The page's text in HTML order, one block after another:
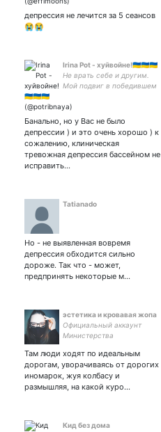
депрессия не лечится за 5 сеансов
😭😭
Irina Pot - хуйвойне!🇺🇦🇺🇦🇺🇦
Не врать себе и другим.
Мой подвиг в победившем
себе подвиг, за не
имением других.
#нетвойне #нетфашизму
Банально, но у Вас не было
депрессии ) и это очень хорошо ) к
сожалению, клиническая
тревожная депрессия бассейном не
исправить…
Tatianado
Но - не выявленная вовремя
депрессия обходится сильно
дороже. Так что - может,
предпринять некоторые м…
эстетика и кровавая жопа
Официальный аккаунт
Министерства
Там люди ходят по идеальным
дорогам, уворачиваясь от дорогих
иномарок, жуя колбасу и
размышляя, на какой куро…
Кид без дома